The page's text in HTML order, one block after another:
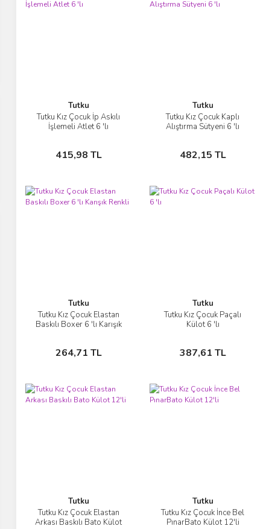
Tutku
Tutku Kız Çocuk İp Askılı
İşlemeli Atlet 6 'lı
415,98 TL
İncele
Sepete Ekle
Tutku
Tutku Kız Çocuk Kaplı
Alıştırma Sütyeni 6 'lı
482,15 TL
İncele
Sepete Ekle
Tutku
Tutku Kız Çocuk Elastan
Baskılı Boxer 6 'lı Karışık
264,71 TL
İncele
Sepete Ekle
Tutku
Tutku Kız Çocuk Paçalı
Külot 6 'lı
387,61 TL
İncele
Sepete Ekle
Tutku
Tutku Kız Çocuk Elastan
Arkası Baskılı Bato Külot
İncele
Tutku
Tutku Kız Çocuk İnce Bel
PınarBato Külot 12'li
İncele